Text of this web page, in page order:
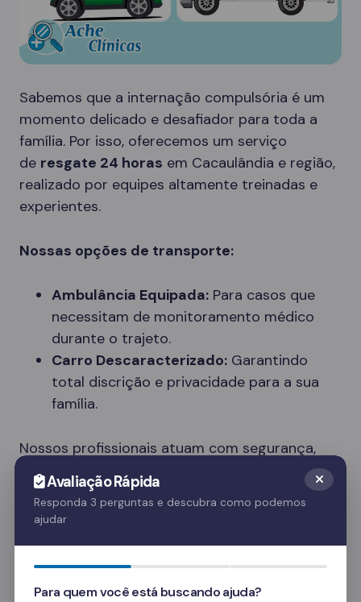
Sabemos que a internação compulsória é um
momento delicado e desafiador para toda a
família. Por isso, oferecemos um serviço
de resgate 24 horas em Cacaulândia e região,
realizado por equipes altamente treinadas e
experientes.
Nossas opções de transporte:
Ambulância Equipada: Para casos que
necessitam de monitoramento médico
durante o trajeto.
Carro Descaracterizado: Garantindo
total discrição e privacidade para a sua
família.
Nossos profissionais atuam com segurança,
respeito e dignidade, entendendo a
sensibilidade do momento.
Cada paciente tem necessidades únicas. Nossa
Avaliação Rápida
Responda 3 perguntas e descubra como podemos
ajudar
Para quem você está buscando ajuda?